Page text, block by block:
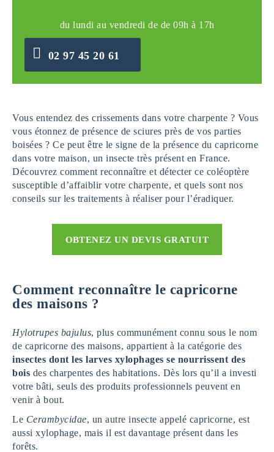
du lundi au vendredi de de 09h à 17h
02 97 45 20 61
Vous entendez des crissements dans votre charpente ? Vous
vous étonnez de présence de sciures près de vos parties
boisées ? Ce peut être le signe de la présence du capricorne
dans votre maison, un insecte très présent en France.
Découvrez comment reconnaître et détecter ce coléoptère
susceptible d’affaiblir votre charpente, et quels sont nos
conseils sur les traitements à réaliser pour l’éradiquer.
OBTENEZ UN DEVIS GRATUIT
Comment reconnaître le capricorne
des maisons ?
Hylotrupes bajulus, plus communément connu sous le nom
de capricorne des maisons, appartient à la catégorie des
insectes dont les larves xylophages se nourrissent des
bois des charpentes des habitations. Dès lors qu’il a investi
votre bâti, seuls des produits professionnels peuvent en
venir à bout.
Le Cerambycidae, un autre insecte appelé capricorne, est
aussi xylophage, mais il est davantage présent dans les
forêts.